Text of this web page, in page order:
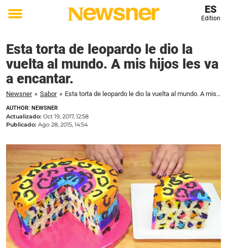
Toggle
ES
Edition
Esta torta de leopardo le dio la
vuelta al mundo. A mis hijos les va
a encantar.
Newsner » Sabor » Esta torta de leopardo le dio la vuelta al mundo. A mis hijos les va a encantar.
AUTHOR: NEWSNER
Actualizado: Oct 19, 2017, 12:58
Publicado: Ago 28, 2015, 14:54